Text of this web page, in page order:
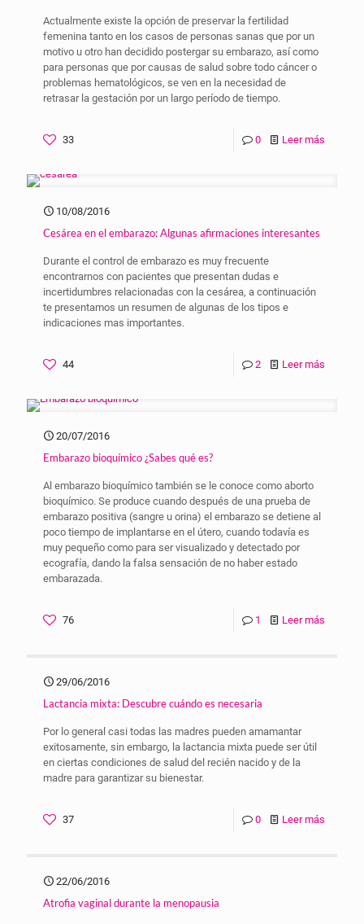
Actualmente existe la opción de preservar la fertilidad
femenina tanto en los casos de personas sanas que por un
motivo u otro han decidido postergar su embarazo, así como
para personas que por causas de salud sobre todo cáncer o
problemas hematológicos, se ven en la necesidad de
retrasar la gestación por un largo período de tiempo.
33 0 Leer más
10/08/2016
Cesárea en el embarazo: Algunas afirmaciones interesantes
Durante el control de embarazo es muy frecuente
encontrarnos con pacientes que presentan dudas e
incertidumbres relacionadas con la cesárea, a continuación
te presentamos un resumen de algunas de los tipos e
indicaciones mas importantes.
44 2 Leer más
20/07/2016
Embarazo bioquímico ¿Sabes qué es?
Al embarazo bioquímico también se le conoce como aborto
bioquímico. Se produce cuando después de una prueba de
embarazo positiva (sangre u orina) el embarazo se detiene al
poco tiempo de implantarse en el útero, cuando todavía es
muy pequeño como para ser visualizado y detectado por
ecografía, dando la falsa sensación de no haber estado
embarazada.
76 1 Leer más
29/06/2016
Lactancia mixta: Descubre cuándo es necesaria
Por lo general casi todas las madres pueden amamantar
exitosamente, sin embargo, la lactancia mixta puede ser útil
en ciertas condiciones de salud del recién nacido y de la
madre para garantizar su bienestar.
37 0 Leer más
22/06/2016
Atrofia vaginal durante la menopausia